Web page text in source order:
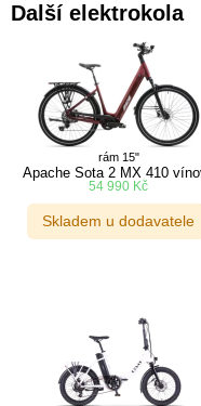
Další elektrokola
rám 15"
Apache Sota 2 MX 410
54 990 Kč
Skladem u dodavatele